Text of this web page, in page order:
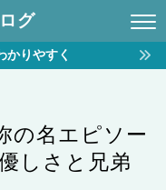
グ
かりやすく
の名エピソー
しさと兄弟